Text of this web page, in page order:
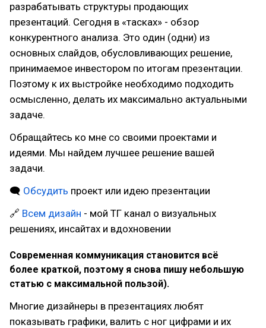
разрабатывать структуры продающих
презентаций. Сегодня в «тасках» - обзор
конкурентного анализа. Это один (одни) из
основных слайдов, обусловливающих решение,
принимаемое инвестором по итогам презентации.
Поэтому к их выстройке необходимо подходить
осмысленно, делать их максимально актуальными
задаче.
Обращайтесь ко мне со своими проектами и
идеями. Мы найдем лучшее решение вашей
задачи.
🗨 Обсудить проект или идею презентации
🔗 Всем дизайн - мой ТГ канал о визуальных
решениях, инсайтах и вдохновении
Современная коммуникация становится всё
более краткой, поэтому я снова пишу небольшую
статью с максимальной пользой).
Многие дизайнеры в презентациях любят
показывать графики, валить с ног цифрами и их